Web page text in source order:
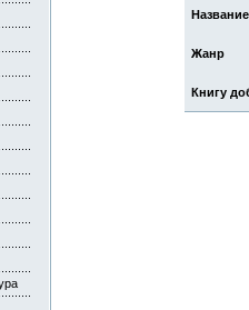
Название
Жанр
Книгу